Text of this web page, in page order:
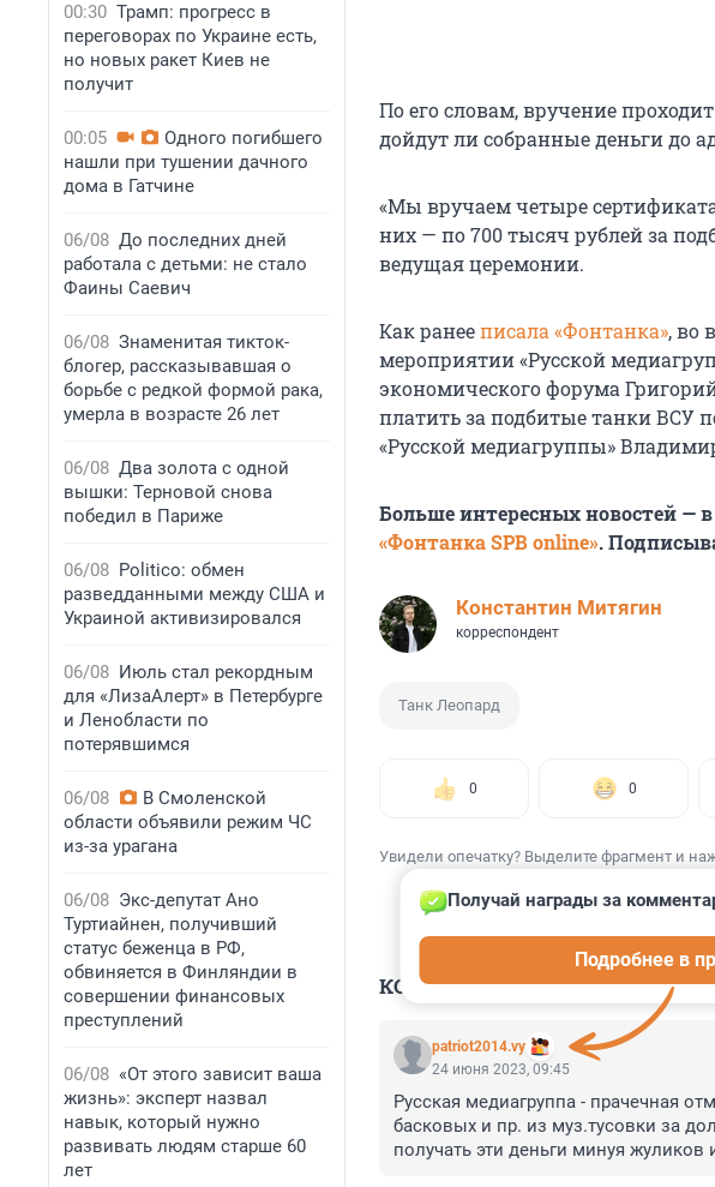
00:30 Трамп: прогресс в
переговорах по Украине есть,
но новых ракет Киев не
получит
00:05
Одного погибшего
нашли при тушении дачного
дома в Гатчине
06/08 До последних дней
работала с детьми: не стало
Фаины Саевич
06/08 Знаменитая тикток-
блогер, рассказывавшая о
борьбе с редкой формой рака,
умерла в возрасте 26 лет
06/08 Два золота с одной
вышки: Терновой снова
победил в Париже
06/08 Politico: обмен
разведданными между США и
Украиной активизировался
06/08 Июль стал рекордным
для «ЛизаАлерт» в Петербурге
и Ленобласти по
потерявшимся
06/08
В Смоленской
области объявили режим ЧС
из-за урагана
06/08 Экс-депутат Ано
Туртиайнен, получивший
статус беженца в РФ,
обвиняется в Финляндии в
совершении финансовых
преступлений
06/08 «От этого зависит ваша
жизнь»: эксперт назвал
навык, который нужно
развивать людям старше 60
лет
По его словам, вручение
дойдут ли собранные деньги до
«Мы вручаем четыре
них — по 700 тысяч рублей за
ведущая церемонии.
Как ранееписала «Фонтанка», во
мероприятии «Русской
экономического форума
платить за подбитые танки ВСУ
«Русской медиагруппы»
Больше интересных новостей —
«Фонтанка SPB online».
Константин Митягин
корреспондент
Танк Леопард
0 0
Увидели опечатку? Выделите фрагмент и
КОММЕНТАРИИ 255
patriot2014.vy
Получай награды за
Подробнее в
24 июня 2023, 09:45
Русская медиагруппа - прачечная
басковых и пр. из муз.тусовки за
получать эти деньги минуя жуликов